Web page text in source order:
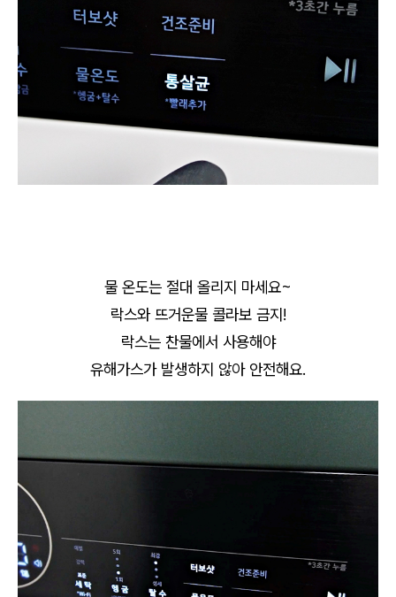
물 온도는 절대 올리지 마세요~
락스와 뜨거운물 콜라보 금지!
락스는 찬물에서 사용해야
유해가스가 발생하지 않아 안전해요.